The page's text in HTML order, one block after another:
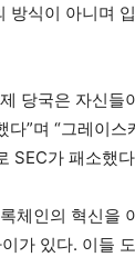
방식이 아니며
당국은 자신들
다”며 “그레이
SEC가 패소했
체인의 혁신을
가 있다. 이들